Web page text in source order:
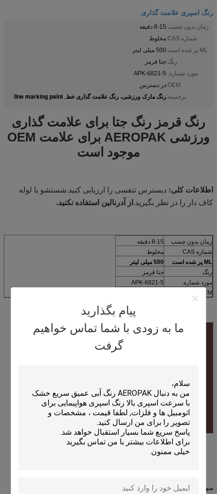
پیام بگذارید
ما به زودی با شما تماس خواهیم
گرفت
رنگ اسپری علامت گذاری
زمان بدون چسب:8-15 دقیقه
شماره CAS:
مخلوط
ML پر شده است:
500 میلی لیتر
رنگ:جتا قرمز
مورد شماره.:APK-6821-5
OEM: در دسترس
برجسته:رنگ مارک ورزشی، رنگ علامت گذاری خط,
line marking paint
رنگ قرمز رنگ جتا برای علامت گذاری
ورزشی AEROPAK برای علامت OEM
موجود است
اطلاعات کلی: دیسترس تنفسی را ارزیابی کنید.شستشو با لوله
کاف دار را در نظر بگیرید. از آدرنالین استفاده نکنید.
زمان بدون چسب
8-15 دقیقه
شماره CAS
مخلوط
ML پر شده است
500 میلی لیتر
رنگ
جتا قرمز
مورد شماره.
APK-6821-5
OEM
سوالات متداول